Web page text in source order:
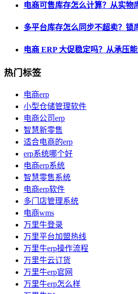
电商可售库存怎么计算？从实物
多平台库存怎么同步不超卖？锁
电商 ERP 大促稳定吗？从承压
热门标签
电商erp
小型仓储管理软件
电商公司erp
智慧新零售
适合电商的erp
erp系统哪个好
电商erp系统
智慧零售系统
电商erp软件
多门店管理系统
电商wms
万里牛登录
万里平台加盟热线
万里牛erp操作流程
万里牛云订货
万里牛erp官网
万里牛erp怎么样